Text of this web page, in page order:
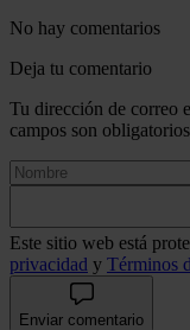
No hay comentarios
Deja tu comentario
Tu dirección de correo
campos son obligatorios
Este sitio web está
privacidad y Términos
Enviar comentario